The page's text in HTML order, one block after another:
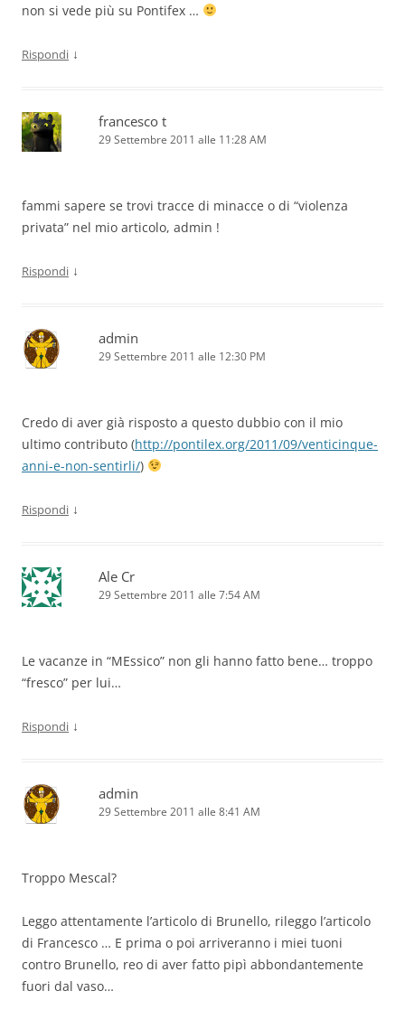
non si vede più su Pontifex …
Rispondi ↓
francesco t
29 Settembre 2011 alle 11:28 AM
fammi sapere se trovi tracce di minacce o di “violenza
privata” nel mio articolo, admin !
Rispondi ↓
admin
29 Settembre 2011 alle 12:30 PM
Credo di aver già risposto a questo dubbio con il mio
ultimo contributo (http://pontilex.org/2011/09/venticinque-
anni-e-non-sentirli/)
Rispondi ↓
Ale Cr
29 Settembre 2011 alle 7:54 AM
Le vacanze in “MEssico” non gli hanno fatto bene… troppo
“fresco” per lui…
Rispondi ↓
admin
29 Settembre 2011 alle 8:41 AM
Troppo Mescal?
Leggo attentamente l’articolo di Brunello, rileggo l’articolo
di Francesco … E prima o poi arriveranno i miei tuoni
contro Brunello, reo di aver fatto pipì abbondantemente
fuori dal vaso…